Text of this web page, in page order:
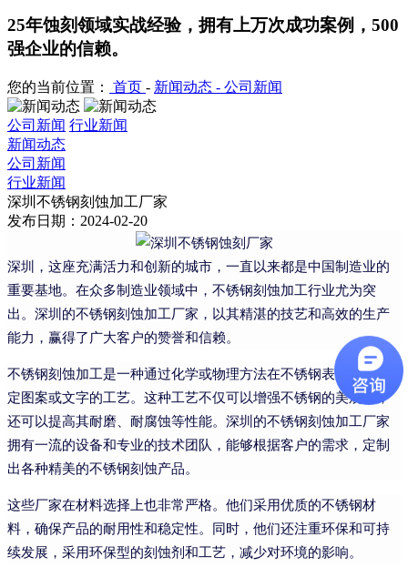
25年蚀刻领域实战经验，拥有上万次成功案例，500
强企业的信赖。
您的当前位置： 首页 - 新闻动态 - 公司新闻
公司新闻 行业新闻
新闻动态
公司新闻
行业新闻
深圳不锈钢刻蚀加工厂家
发布日期：2024-02-20
深圳，这座充满活力和创新的城市，一直以来都是中国制造业的
重要基地。在众多制造业领域中，不锈钢刻蚀加工行业尤为突
出。深圳的不锈钢刻蚀加工厂家，以其精湛的技艺和高效的生产
能力，赢得了广大客户的赞誉和信赖。
不锈钢刻蚀加工是一种通过化学或物理方法在不锈钢表面形成特
定图案或文字的工艺。这种工艺不仅可以增强不锈钢的美观性，
还可以提高其耐磨、耐腐蚀等性能。深圳的不锈钢刻蚀加工厂家
拥有一流的设备和专业的技术团队，能够根据客户的需求，定制
出各种精美的不锈钢刻蚀产品。
这些厂家在材料选择上也非常严格。他们采用优质的不锈钢材
料，确保产品的耐用性和稳定性。同时，他们还注重环保和可持
续发展，采用环保型的刻蚀剂和工艺，减少对环境的影响。